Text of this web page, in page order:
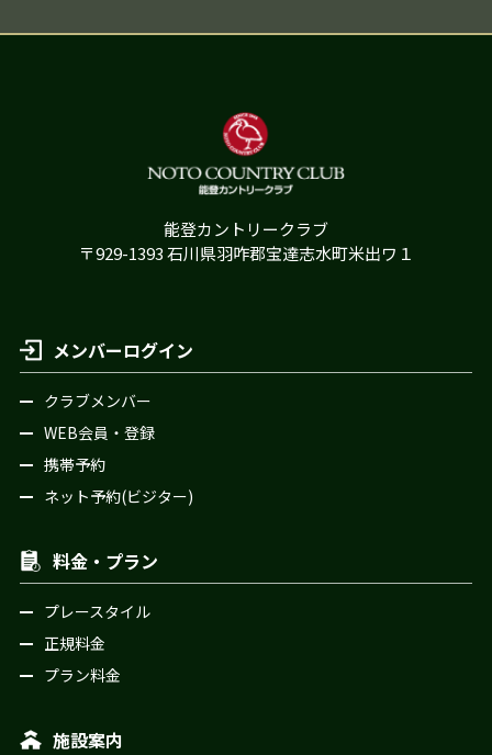
能登カントリークラブ
〒929-1393 石川県羽咋郡宝達志水町米出ワ１
メンバーログイン
クラブメンバー
WEB会員・登録
携帯予約
ネット予約(ビジター)
料金・プラン
プレースタイル
正規料金
プラン料金
施設案内